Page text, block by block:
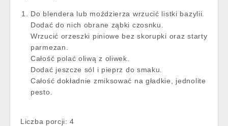
Do blendera lub moździerza wrzucić listki bazylii.
Dodać do nich obrane ząbki czosnku.
Wrzucić orzeszki piniowe bez skorupki oraz starty
parmezan.
Całość polać oliwą z oliwek.
Dodać jeszcze sól i pieprz do smaku.
Całość dokładnie zmiksować na gładkie, jednolite
pesto.
Liczba porcji: 4